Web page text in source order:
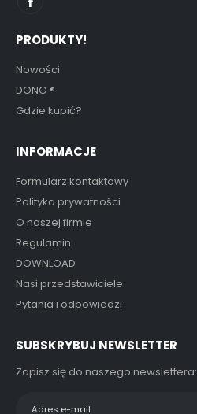
PRODUKTY!
Nowości
DONO ®
Gdzie kupić?
INFORMACJE
Formularz kontaktowy
Polityka prywatności
O naszej firmie
Regulamin
DOWNLOAD
Nasi przedstawiciele
Pytania i odpowiedzi
SUBSKRYBUJ NEWSLETTER
Zapisz się do naszego newslettera: